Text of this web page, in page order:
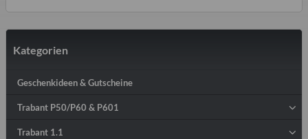
Kategorien
Geschenkideen & Gutscheine
Trabant P50/P60 & P601
Trabant 1.1